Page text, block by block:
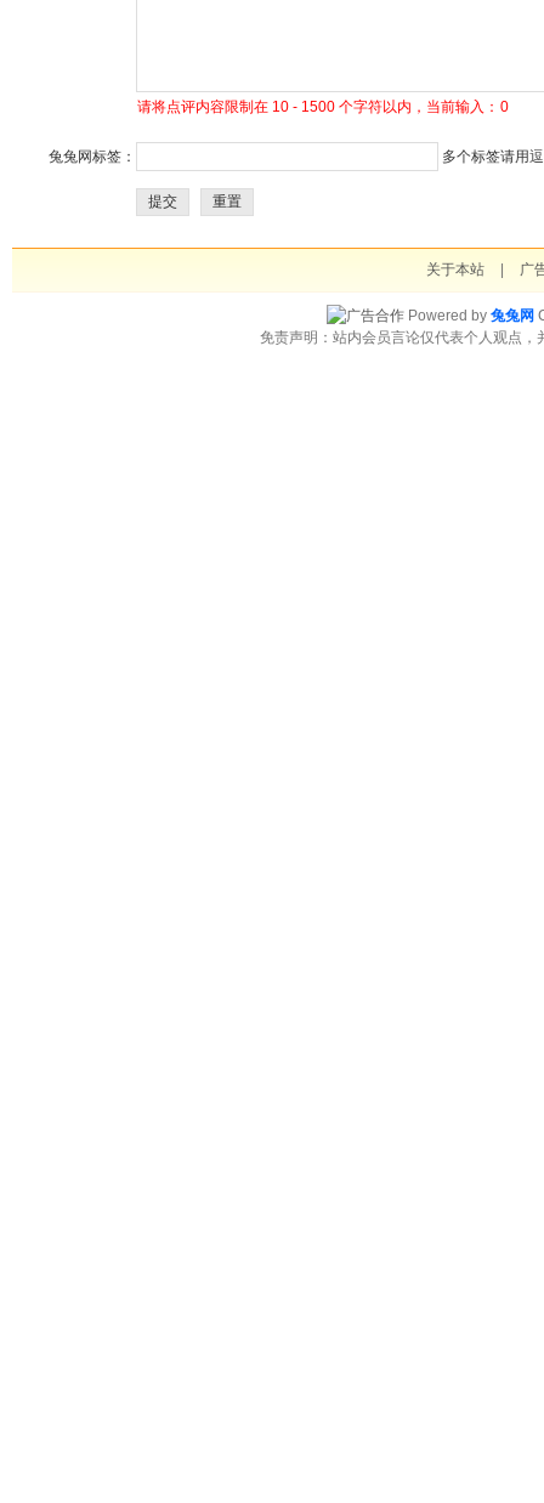
请将点评内容限制在 10 - 1500 个字符以内，当前输入： 0
兔兔网标签： 多个标签请用
提交 重置
关于本站 广
Powered by 兔兔网
免责声明：站内会员言论仅代表个人观点